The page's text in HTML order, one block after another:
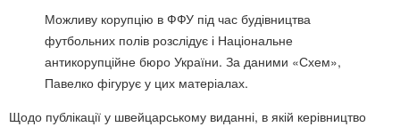
Можливу корупцію в ФФУ під час будівництва
футбольних полів розслідує і Національне
антикорупційне бюро України. За даними «Схем»,
Павелко фігурує у цих матеріалах.
Щодо публікації у швейцарському виданні, в якій керівництво